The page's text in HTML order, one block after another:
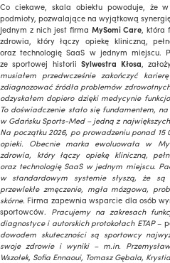
Co ciekawe, skala obiektu powoduje, że
podmioty, pozwalające na wyjątkową
Jednym z nich jest firma MySomi Care, która
zdrowia, który łączy opiekę kliniczną,
oraz technologię SaaS w jednym miejscu.
ze sportowej historii Sylwestra Kłosa,
musiałem przedwcześnie zakończyć
zdiagnozować źródła problemów
odzyskałem dopiero dzięki medycynie
To doświadczenie stało się fundamentem,
w Gdańsku Sports-Med – jedną z
Na początku 2026, po prowadzeniu ponad
opieki. Obecnie marka ewoluowała w
zdrowia, który łączy opiekę kliniczną,
oraz technologię SaaS w jednym miejscu.
w standardowym systemie słyszą, że
przewlekłe zmęczenie, mgła mózgowa,
skórne. Firma zapewnia wsparcie dla osób
sportowców. Pracujemy na zakresach
diagnostyce i autorskich protokołach ETAP–
dowodem skuteczności są sportowcy
swoje zdrowie i wyniki – m.in.
Wszołek, Sofia Ennaoui, Tomasz Gębala,